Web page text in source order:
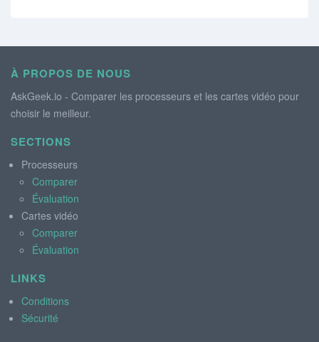
À PROPOS DE NOUS
AskGeek.io - Comparer les processeurs et les cartes vidéo pour
choisir le meilleur.
SECTIONS
Processeurs
Comparer
Évaluation
Cartes vidéo
Comparer
Évaluation
LINKS
Conditions
Sécurité